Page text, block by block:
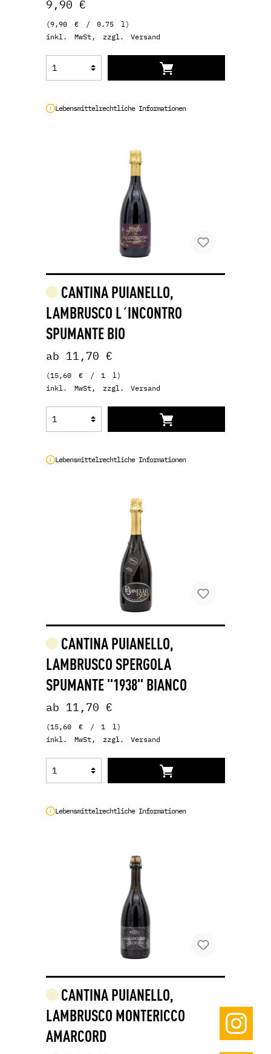
9,90 €
(9,90 € / 0.75 l)
inkl. MwSt, zzgl. Versand
Lebensmittelrechtliche Informationen
CANTINA PUIANELLO,
LAMBRUSCO L´INCONTRO
SPUMANTE BIO
ab 11,70 €
(15,60 € / 1 l)
inkl. MwSt, zzgl. Versand
Lebensmittelrechtliche Informationen
CANTINA PUIANELLO,
LAMBRUSCO SPERGOLA
SPUMANTE "1938" BIANCO
ab 11,70 €
(15,60 € / 1 l)
inkl. MwSt, zzgl. Versand
Lebensmittelrechtliche Informationen
CANTINA PUIANELLO,
LAMBRUSCO MONTERICCO
AMARCORD